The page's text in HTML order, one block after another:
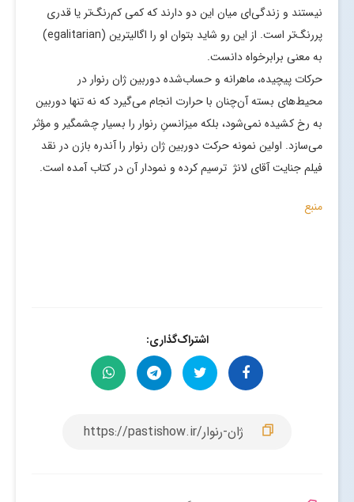
نیستند و زندگی‌ای میان این دو دارند که کمی کم‌رنگ‌تر یا قدری
پررنگ‌تر است. از این رو شاید بتوان او را اگالیترین (egalitarian)
به معنی برابرخواه دانست.
حرکات پیچیده، ماهرانه و حساب‌شده دوربین ژان رنوار در
محیط‌های بسته آن‌چنان با حرارت انجام می‌گیرد که نه تنها دوربین
به رخ کشیده نمی‌شود، بلکه میزانسنِ رنوار را بسیار چشمگیر و مؤثر
می‌سازد. اولین نمونه حرکت دوربین ژان رنوار را آندره بازن در نقد
فیلم جنایت آقای لانژ ترسیم کرده و نمودار آن در کتاب آمده است.
منبع
اشتراک‌گذاری: